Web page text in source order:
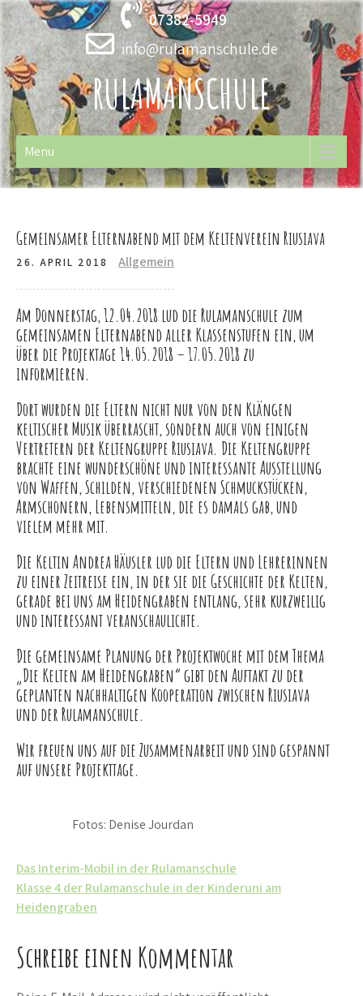
Skip
to
content
07382-5949
info@rulamanschule.de
RULAMANSCHULE
Menu
Gemeinsamer Elternabend mit dem Keltenverein Riusiava
26. APRIL 2018 Allgemein
Am Donnerstag, 12.04.2018 lud die Rulamanschule zum
gemeinsamen Elternabend aller Klassenstufen ein, um
über die Projektage 14.05.2018 – 17.05.2018 zu
informieren.
Dort wurden die Eltern nicht nur von den Klängen
keltischer Musik überrascht, sondern auch von einigen
Vertretern der Keltengruppe Riusiava. Die Keltengruppe
brachte eine wunderschöne und interessante Ausstellung
von Waffen, Schilden, verschiedenen Schmuckstücken,
Armschonern, Lebensmitteln, die es damals gab, und
vielem mehr mit.
Die Keltin Andrea Häusler lud die Eltern und Lehrerinnen
zu einer Zeitreise ein, in der sie die Geschichte der Kelten,
gerade bei uns am Heidengraben entlang, sehr kurzweilig
und interessant veranschaulichte.
Die gemeinsame Planung der Projektwoche mit dem Thema
„Die Kelten am Heidengraben“ gibt den Auftakt zu der
geplanten nachhaltigen Kooperation zwischen Riusiava
und der Rulamanschule.
Wir freuen uns auf die Zusammenarbeit und sind gespannt
auf unsere Projekttage.
Fotos: Denise Jourdan
Beitrags-
Navigation
Das Interim-Mobil in der Rulamanschule
Klasse 4 der Rulamanschule in der Kinderuni am
Heidengraben
Schreibe einen Kommentar